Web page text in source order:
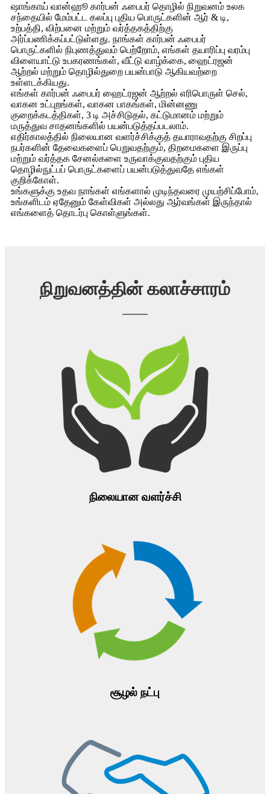
ஷாங்காய் வான்ஹூ கார்பன் ஃபைபர் தொழில் நிறுவனம் உலக
சந்தையில் மேம்பட்ட கலப்பு புதிய பொருட்களின் ஆர் & டி,
உற்பத்தி, விற்பனை மற்றும் வர்த்தகத்திற்கு
அர்ப்பணிக்கப்பட்டுள்ளது. நாங்கள் கார்பன் ஃபைபர்
பொருட்களில் நிபுணத்துவம் பெற்றோம், எங்கள் தயாரிப்பு வரம்பு
விளையாட்டு உபகரணங்கள், வீட்டு வாழ்க்கை, ஹைட்ரஜன்
ஆற்றல் மற்றும் தொழில்துறை பயன்பாடு ஆகியவற்றை
உள்ளடக்கியது.
எங்கள் கார்பன் ஃபைபர் ஹைட்ரஜன் ஆற்றல் எரிபொருள் செல்,
வாகன உட்புறங்கள், வாகன பாகங்கள், மின்னணு
குறைக்கடத்திகள், 3 டி அச்சிடுதல், கட்டுமானம் மற்றும்
மருத்துவ சாதனங்களில் பயன்படுத்தப்படலாம்.
எதிர்காலத்தில் நிலையான வளர்ச்சிக்குத் தயாராவதற்கு சிறப்பு
நபர்களின் தேவைகளைப் பெறுவதற்கும், திறமைகளை இருப்பு
மற்றும் வர்த்தக சேனல்களை உருவாக்குவதற்கும் புதிய
தொழில்நுட்பப் பொருட்களைப் பயன்படுத்துவதே எங்கள்
குறிக்கோள்.
உங்களுக்கு உதவ நாங்கள் எங்களால் முடிந்தவரை முயற்சிப்போம்,
உங்களிடம் ஏதேனும் கேள்விகள் அல்லது ஆர்வங்கள் இருந்தால்
எங்களைத் தொடர்பு கொள்ளுங்கள்.
நிறுவனத்தின் கலாச்சாரம்
நிலையான வளர்ச்சி
சூழல் நட்பு